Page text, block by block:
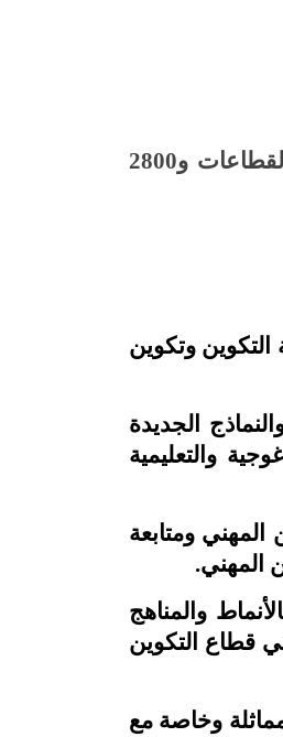
يضم قطاع التكوين المهني الخاص حوالي 1100 مؤسسة تنشط في التكوين الأساسي وتؤمن التكوين في جميع القطاعات و2800
التكوين وتكوين
الجديدة
والتعليمية
ومتابعة
المهني.
والمناهج
قطاع التكوين
وخاصة مع